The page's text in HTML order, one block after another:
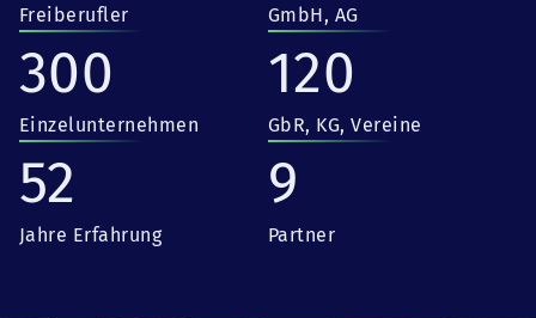
Freiberufler GmbH, AG
300
Einzelunternehmen
120
GbR, KG, Vereine
52
Jahre Erfahrung
9
Partner